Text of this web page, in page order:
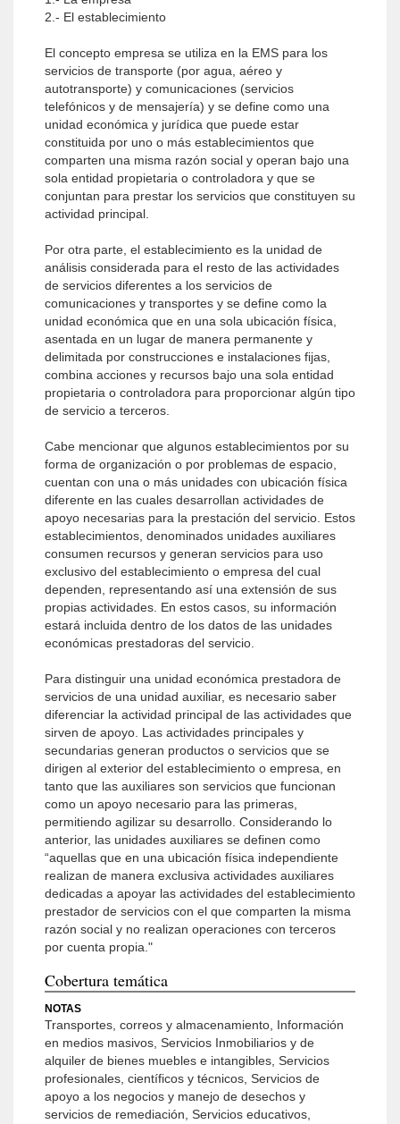
2.- El establecimiento
El concepto empresa se utiliza en la EMS para los
servicios de transporte (por agua, aéreo y
autotransporte) y comunicaciones (servicios
telefónicos y de mensajería) y se define como una
unidad económica y jurídica que puede estar
constituida por uno o más establecimientos que
comparten una misma razón social y operan bajo una
sola entidad propietaria o controladora y que se
conjuntan para prestar los servicios que constituyen su
actividad principal.
Por otra parte, el establecimiento es la unidad de
análisis considerada para el resto de las actividades
de servicios diferentes a los servicios de
comunicaciones y transportes y se define como la
unidad económica que en una sola ubicación física,
asentada en un lugar de manera permanente y
delimitada por construcciones e instalaciones fijas,
combina acciones y recursos bajo una sola entidad
propietaria o controladora para proporcionar algún tipo
de servicio a terceros.
Cabe mencionar que algunos establecimientos por su
forma de organización o por problemas de espacio,
cuentan con una o más unidades con ubicación física
diferente en las cuales desarrollan actividades de
apoyo necesarias para la prestación del servicio. Estos
establecimientos, denominados unidades auxiliares
consumen recursos y generan servicios para uso
exclusivo del establecimiento o empresa del cual
dependen, representando así una extensión de sus
propias actividades. En estos casos, su información
estará incluida dentro de los datos de las unidades
económicas prestadoras del servicio.
Para distinguir una unidad económica prestadora de
servicios de una unidad auxiliar, es necesario saber
diferenciar la actividad principal de las actividades que
sirven de apoyo. Las actividades principales y
secundarias generan productos o servicios que se
dirigen al exterior del establecimiento o empresa, en
tanto que las auxiliares son servicios que funcionan
como un apoyo necesario para las primeras,
permitiendo agilizar su desarrollo. Considerando lo
anterior, las unidades auxiliares se definen como
“aquellas que en una ubicación física independiente
realizan de manera exclusiva actividades auxiliares
dedicadas a apoyar las actividades del establecimiento
prestador de servicios con el que comparten la misma
razón social y no realizan operaciones con terceros
por cuenta propia."
Cobertura temática
NOTAS
Transportes, correos y almacenamiento, Información
en medios masivos, Servicios Inmobiliarios y de
alquiler de bienes muebles e intangibles, Servicios
profesionales, científicos y técnicos, Servicios de
apoyo a los negocios y manejo de desechos y
servicios de remediación, Servicios educativos,